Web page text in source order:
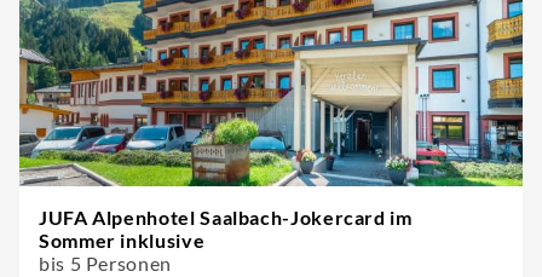
JUFA Alpenhotel Saalbach-Jokercard im
Sommer inklusive
bis 5 Personen